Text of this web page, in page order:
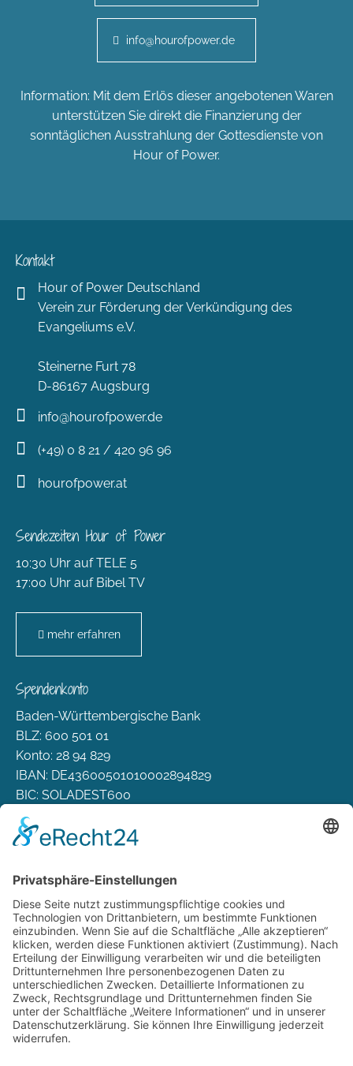
info@hourofpower.de
Information: Mit dem Erlös dieser angebotenen Waren
unterstützen Sie direkt die Finanzierung der
sonntäglichen Ausstrahlung der Gottesdienste von
Hour of Power.
Kontakt
Hour of Power Deutschland
Verein zur Förderung der Verkündigung des
Evangeliums e.V.
Steinerne Furt 78
D-86167 Augsburg
info@hourofpower.de
(+49) 0 8 21 / 420 96 96
hourofpower.at
Sendezeiten Hour of Power
10:30 Uhr auf TELE 5
17:00 Uhr auf Bibel TV
mehr erfahren
Spendenkonto
Baden-Württembergische Bank
BLZ: 600 501 01
Konto: 28 94 829
IBAN: DE43600501010002894829
BIC: SOLADEST600
Rechtliches
Versand & Lieferung
Widerrufsbelehrung
AGB
Datenschutz
Deutsch Österreich Schweiz